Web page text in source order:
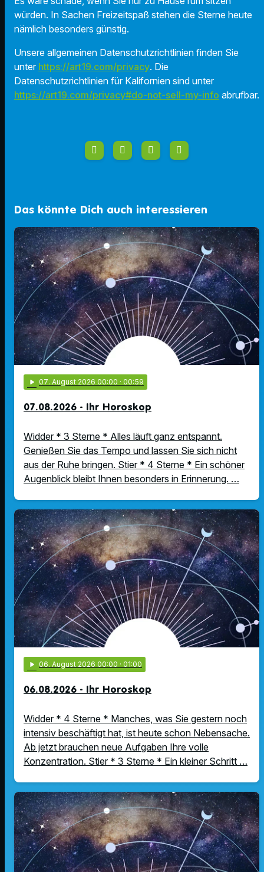
würden. In Sachen Freizeitspaß stehen die Sterne heute
nämlich besonders günstig.
Unsere allgemeinen Datenschutzrichtlinien finden Sie
unter https://art19.com/privacy. Die
Datenschutzrichtlinien für Kalifornien sind unter
https://art19.com/privacy#do-not-sell-my-info abrufbar.
Das könnte Dich auch interessieren
play_arrow 07. August 2026 00:00 · 00:59
07.08.2026 - Ihr Horoskop
Widder * 3 Sterne * Alles läuft ganz entspannt.
Genießen Sie das Tempo und lassen Sie sich nicht
aus der Ruhe bringen. Stier * 4 Sterne * Ein schöner
Augenblick bleibt Ihnen besonders in Erinnerung. …
play_arrow 06. August 2026 00:00 · 01:00
06.08.2026 - Ihr Horoskop
Widder * 4 Sterne * Manches, was Sie gestern noch
intensiv beschäftigt hat, ist heute schon Nebensache.
Ab jetzt brauchen neue Aufgaben Ihre volle
Konzentration. Stier * 3 Sterne * Ein kleiner Schritt …